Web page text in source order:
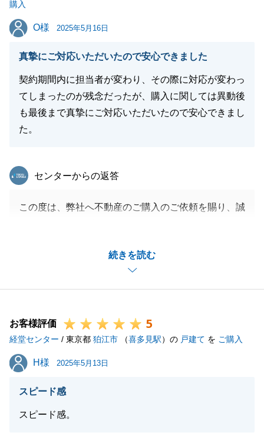
おります。
今後とも不動産に関するご相談がございましたら、お
今後とも何卒よろしくお願い申し上げます。
閉じる
購入
O様
O様 2025年5月16日
真摯にご対応いただいたので安心できました
契約期間内に担当者が変わり、その際に対応が変わっ
てしまったのが残念だったが、購入に関しては異動後
も最後まで真摯にご対応いただいたので安心できまし
た。
続きを読む
東急リバブル
センターからの返答
この度は、弊社へ不動産のご購入のご依頼を賜り、誠
ニングも多かったかと思いますが、最後まで無事着地
できて、大変嬉しく思っております。
今後ともお困りの際は弊社をあげてサポートをさせて
いです。
今後ともどうぞよろしくお願いいたします。
お客様評価 5
経堂センター / 東京都 狛江市 （喜多見駅）の 戸建て を ご購入
H様
H様 2025年5月13日
スピード感
スピード感。